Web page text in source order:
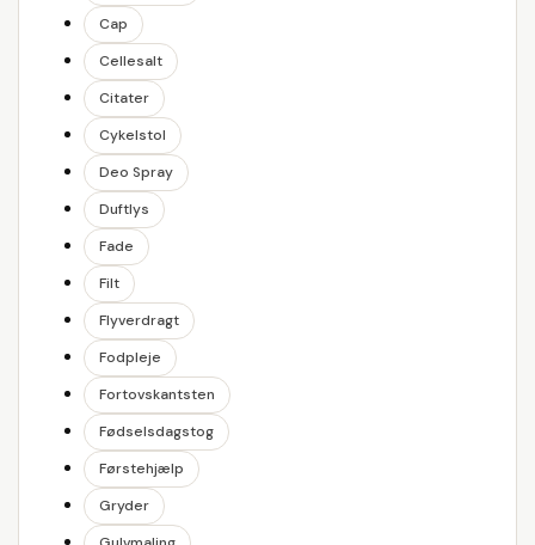
Cap
Cellesalt
Citater
Cykelstol
Deo Spray
Duftlys
Fade
Filt
Flyverdragt
Fodpleje
Fortovskantsten
Fødselsdagstog
Førstehjælp
Gryder